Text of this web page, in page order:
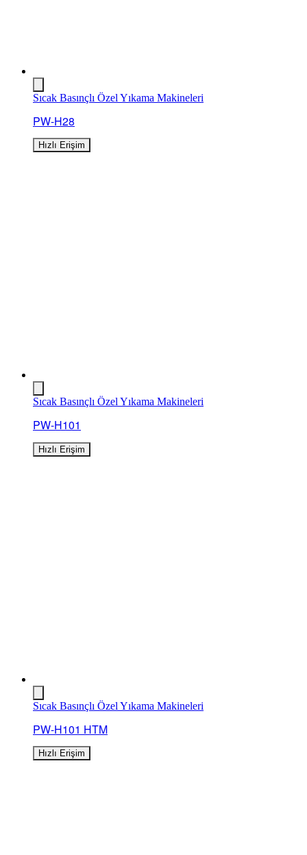
Sıcak Basınçlı Özel Yıkama Makineleri
PW-H28
Hızlı Erişim
Sıcak Basınçlı Özel Yıkama Makineleri
PW-H101
Hızlı Erişim
Sıcak Basınçlı Özel Yıkama Makineleri
PW-H101 HTM
Hızlı Erişim